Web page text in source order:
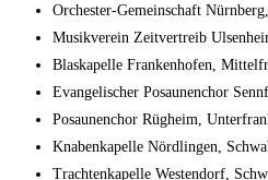
Orches­ter-Gemein­schaft
Musik­ver­ein Zeit­ver­treib
Blas­ka­pel­le Fran­ken­ho­fen,
Evan­ge­li­scher Posau­nen­chor
Posau­nen­chor Rüg­heim,
Kna­ben­ka­pel­le Nörd­lin­gen,
Trach­ten­ka­pel­le Wes­ten­dorf,